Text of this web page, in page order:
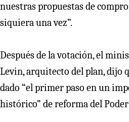
nuestras propuestas de
siquiera una vez”.
Después de la votación, el
Levin, arquitecto del plan, dijo
dado “el primer paso en un
histórico” de reforma del